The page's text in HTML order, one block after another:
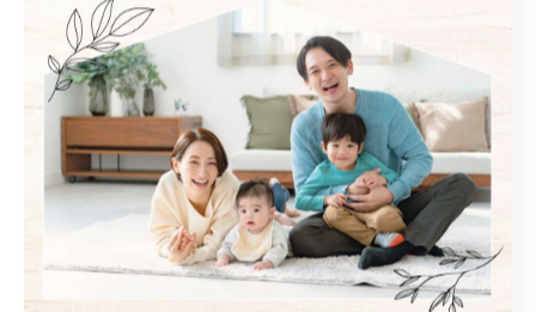
関連タグ
#宝塚市
カテゴリー Categories